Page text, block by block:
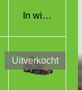
de hoogte
In
Uitverkocht